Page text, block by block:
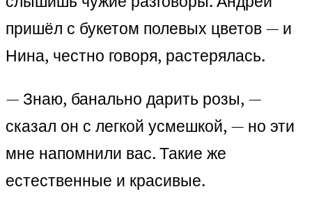
пришёл с букетом полевых цветов — и
Нина, честно говоря, растерялась.
— Знаю, банально дарить розы, —
сказал он с легкой усмешкой, — но эти
мне напомнили вас. Такие же
естественные и красивые.